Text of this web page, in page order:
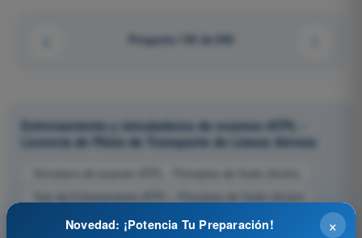
Pregunta 145 de 650
Entrenamiento y simuladores de examen ATPL -
Licencia de Piloto de Transporte de Líneas Aéreas
Simulacro de examen ATPL - Principios de Vuelo (Avión)
Test de Entrenamiento ATPL - Principios de Vuelo (Avión)
Examen en PDF ATPL - Principios de Vuelo (Avión)
×
Novedad: ¡Potencia Tu Preparación!